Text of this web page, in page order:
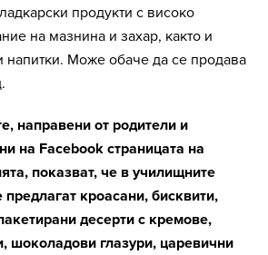
продукти с високо
на мазнина и захар, както и
напитки. Може обаче да се продава
направени от родители и
на Facebook страницата на
показват, че в училищните
предлагат кроасани, бисквити,
десерти с кремове,
шоколадови глазури, царевични